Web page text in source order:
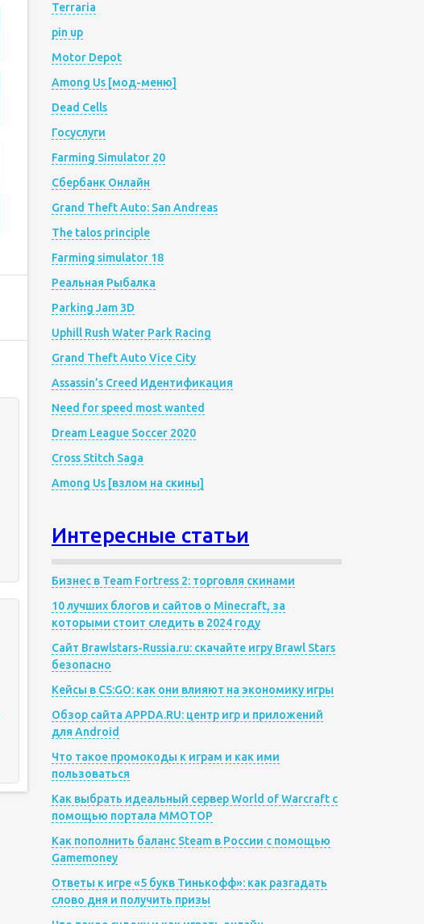
Terraria
pin up
Motor Depot
Among Us [мод-меню]
Dead Cells
Госуслуги
Farming Simulator 20
Сбербанк Онлайн
Grand Theft Auto: San Andreas
The talos principle
Farming simulator 18
Реальная Рыбалка
Parking Jam 3D
Uphill Rush Water Park Racing
Grand Theft Auto Vice City
Assassin’s Creed Идентификация
Need for speed most wanted
Dream League Soccer 2020
Cross Stitch Saga
Among Us [взлом на скины]
Интересные статьи
Бизнес в Team Fortress 2: торговля скинами
10 лучших блогов и сайтов о Minecraft, за
которыми стоит следить в 2024 году
Сайт Brawlstars-Russia.ru: скачайте игру Brawl Stars
безопасно
Кейсы в CS:GO: как они влияют на экономику игры
Обзор сайта APPDA.RU: центр игр и приложений
для Android
Что такое промокоды к играм и как ими
пользоваться
Как выбрать идеальный сервер World of Warcraft с
помощью портала MMOTOP
Как пополнить баланс Steam в России с помощью
Gamemoney
Ответы к игре «5 букв Тинькофф»: как разгадать
слово дня и получить призы